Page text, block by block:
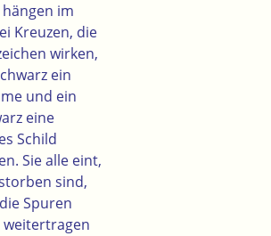
im
Kreuzen, die
wirken,
ein
und ein
eine
Schild
Sie alle eint,
sind,
Spuren
weitertragen